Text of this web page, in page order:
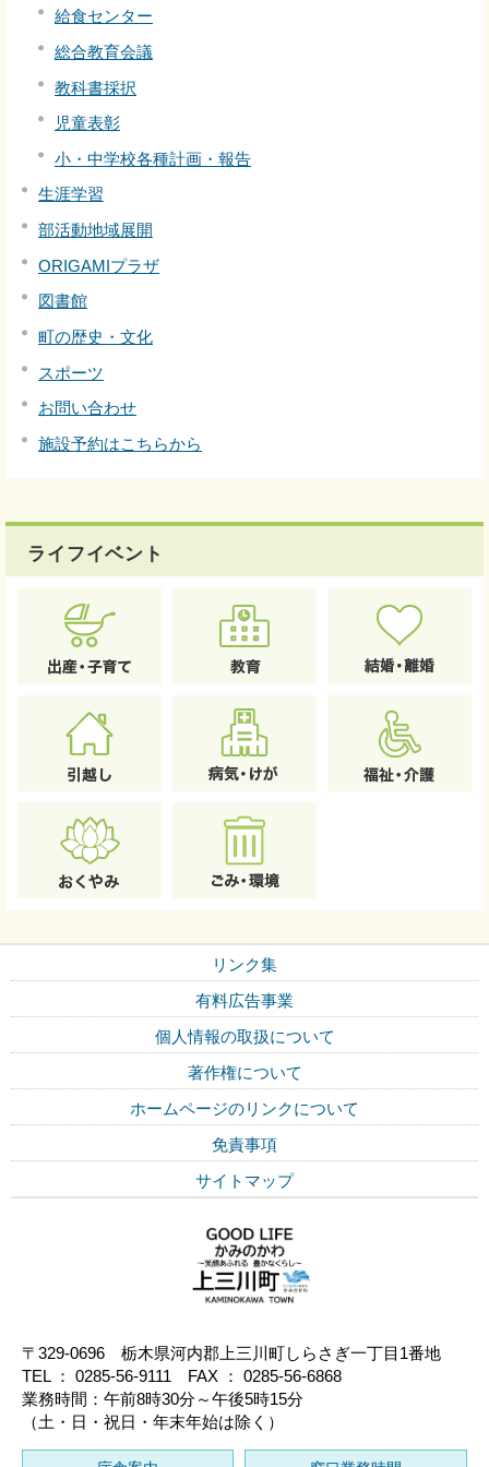
給食センター
総合教育会議
教科書採択
児童表彰
小・中学校各種計画・報告
生涯学習
部活動地域展開
ORIGAMIプラザ
図書館
町の歴史・文化
スポーツ
お問い合わせ
施設予約はこちらから
ライフイベント
リンク集
有料広告事業
個人情報の取扱について
著作権について
ホームページのリンクについて
免責事項
サイトマップ
〒329-0696 栃木県河内郡上三川町しらさぎ一丁目1番地
TEL ： 0285-56-9111 FAX ： 0285-56-6868
業務時間：午前8時30分～午後5時15分
（土・日・祝日・年末年始は除く）